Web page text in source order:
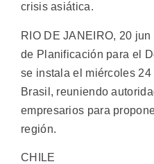
crisis asiática.
RIO DE JANEIRO, 20
de Planificación para el
se instala el miércoles
Brasil, reuniendo
empresarios para
región.
CHILE